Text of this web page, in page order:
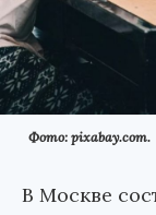
Фото: pixabay.com.
В Москве